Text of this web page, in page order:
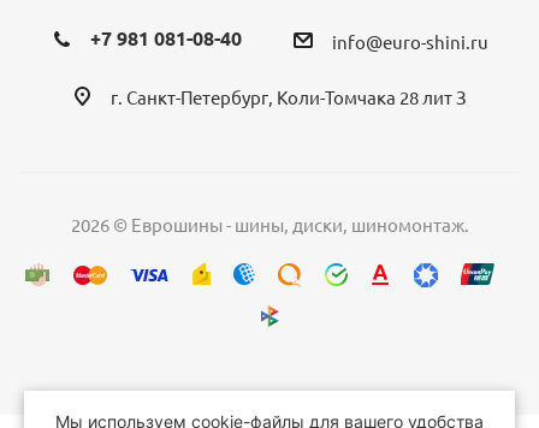
+7 981 081-08-40 info@euro-shini.ru
г. Санкт-Петербург, Коли-Томчака 28 лит З
2026 © Еврошины - шины, диски, шиномонтаж.
Мы используем cookie-файлы для вашего удобства